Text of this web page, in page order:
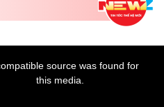
Multimedia
Multiform
Doanh nhân Sài
Gòn